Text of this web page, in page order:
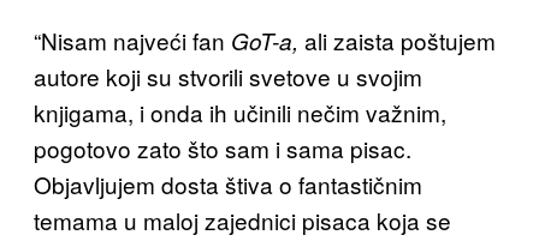
“Nisam najveći fan GoT-a, ali zaista poštujem
autore koji su stvorili svetove u svojim
knjigama, i onda ih učinili nečim važnim,
pogotovo zato što sam i sama pisac.
Objavljujem dosta štiva o fantastičnim
temama u maloj zajednici pisaca koja se